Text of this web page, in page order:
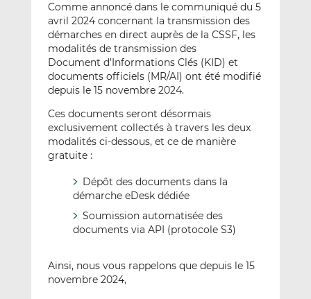
d
n
o
o
k
Comme annoncé dans le communiqué du 5
avril 2024 concernant la transmission des
démarches en direct auprès de la CSSF, les
modalités de transmission des
Document d’Informations Clés (KID) et
documents officiels (MR/AI) ont été modifié
depuis le 15 novembre 2024.
Ces documents seront désormais
exclusivement collectés à travers les deux
modalités ci-dessous, et ce de manière
gratuite :
Dépôt des documents dans la
démarche eDesk dédiée
Soumission automatisée des
documents via API (protocole S3)
Ainsi, nous vous rappelons que depuis le 15
novembre 2024,